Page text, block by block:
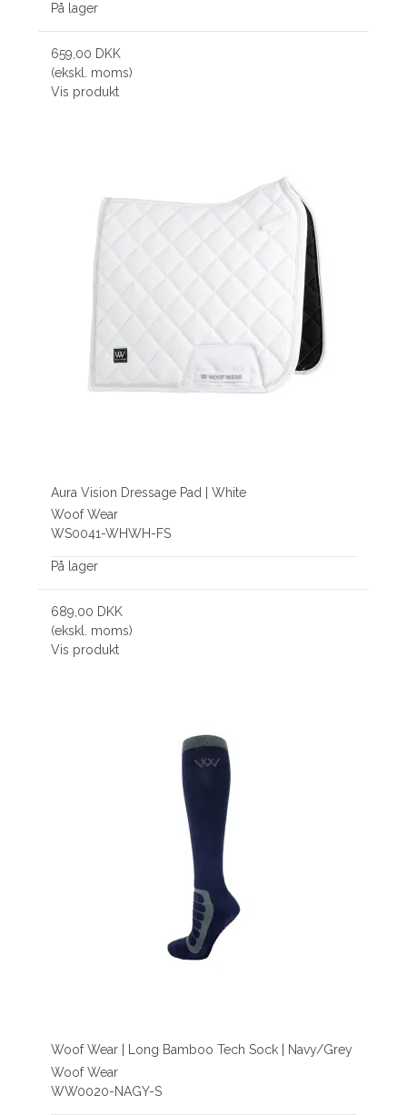
På lager
659,00 DKK
(ekskl. moms)
Vis produkt
Aura Vision Dressage Pad | White
Woof Wear
WS0041-WHWH-FS
På lager
689,00 DKK
(ekskl. moms)
Vis produkt
Woof Wear | Long Bamboo Tech Sock | Navy/Grey
Woof Wear
WW0020-NAGY-S